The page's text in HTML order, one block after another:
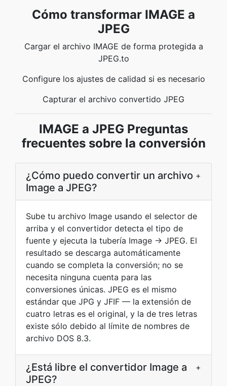
Cómo transformar IMAGE a
JPEG
Cargar el archivo IMAGE de forma protegida a
JPEG.to
Configure los ajustes de calidad si es necesario
Capturar el archivo convertido JPEG
IMAGE a JPEG Preguntas
frecuentes sobre la conversión
¿Cómo puedo convertir un archivo
Image a JPEG?
+
Sube tu archivo Image usando el selector de
arriba y el convertidor detecta el tipo de
fuente y ejecuta la tubería Image → JPEG. El
resultado se descarga automáticamente
cuando se completa la conversión; no se
necesita ninguna cuenta para las
conversiones únicas. JPEG es el mismo
estándar que JPG y JFIF — la extensión de
cuatro letras es el original, y la de tres letras
existe sólo debido al límite de nombres de
archivo DOS 8.3.
¿Está libre el convertidor Image a
JPEG?
+